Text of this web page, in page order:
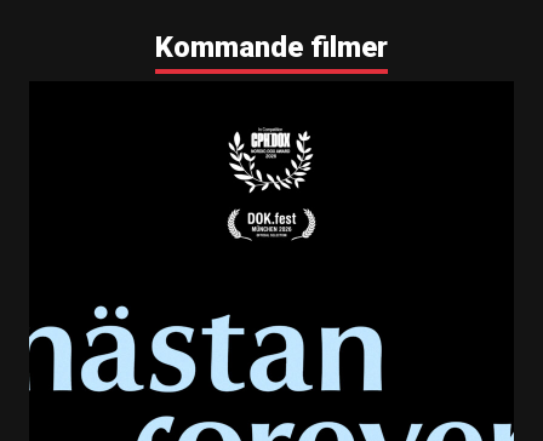
Kommande filmer